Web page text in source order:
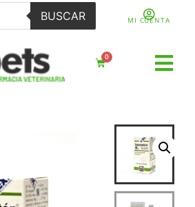
BUSCAR MI CUENTA
0